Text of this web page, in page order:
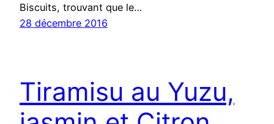
Biscuits, trouvant que le…
28 décembre 2016
Tiramisu au Yuzu,